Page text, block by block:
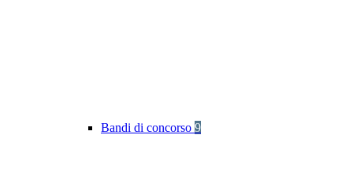
Bandi di concorso 9